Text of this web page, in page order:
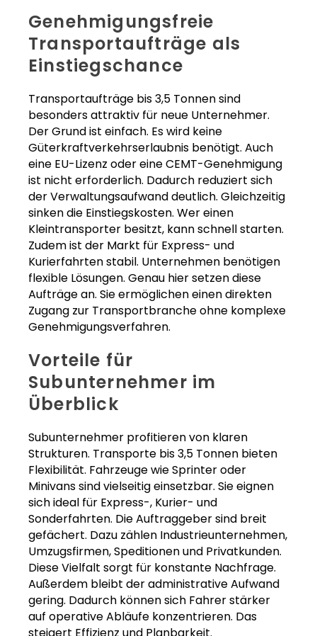
Genehmigungsfreie
Transportaufträge als
Einstiegschance
Transportaufträge bis 3,5 Tonnen sind
besonders attraktiv für neue Unternehmer.
Der Grund ist einfach. Es wird keine
Güterkraftverkehrserlaubnis benötigt. Auch
eine EU-Lizenz oder eine CEMT-Genehmigung
ist nicht erforderlich. Dadurch reduziert sich
der Verwaltungsaufwand deutlich. Gleichzeitig
sinken die Einstiegskosten. Wer einen
Kleintransporter besitzt, kann schnell starten.
Zudem ist der Markt für Express- und
Kurierfahrten stabil. Unternehmen benötigen
flexible Lösungen. Genau hier setzen diese
Aufträge an. Sie ermöglichen einen direkten
Zugang zur Transportbranche ohne komplexe
Genehmigungsverfahren.
Vorteile für
Subunternehmer im
Überblick
Subunternehmer profitieren von klaren
Strukturen. Transporte bis 3,5 Tonnen bieten
Flexibilität. Fahrzeuge wie Sprinter oder
Minivans sind vielseitig einsetzbar. Sie eignen
sich ideal für Express-, Kurier- und
Sonderfahrten. Die Auftraggeber sind breit
gefächert. Dazu zählen Industrieunternehmen,
Umzugsfirmen, Speditionen und Privatkunden.
Diese Vielfalt sorgt für konstante Nachfrage.
Außerdem bleibt der administrative Aufwand
gering. Dadurch können sich Fahrer stärker
auf operative Abläufe konzentrieren. Das
steigert Effizienz und Planbarkeit.